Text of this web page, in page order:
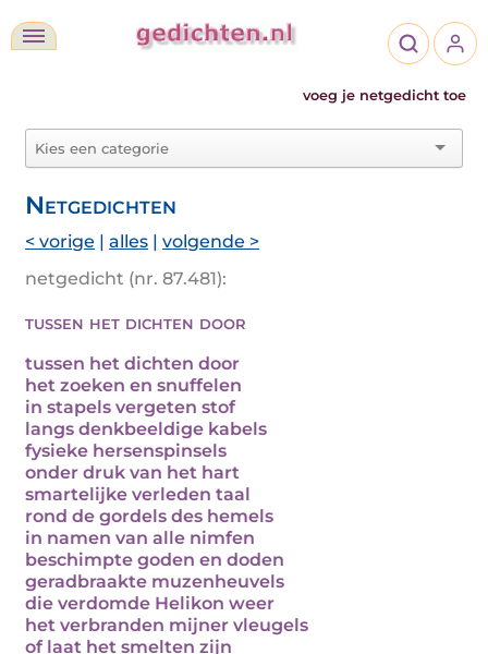
voeg je netgedicht toe
Netgedichten
< vorige | alles | volgende >
netgedicht (nr. 87.481):
tussen het dichten door
tussen het dichten door
het zoeken en snuffelen
in stapels vergeten stof
langs denkbeeldige kabels
fysieke hersenspinsels
onder druk van het hart
smartelijke verleden taal
rond de gordels des hemels
in namen van alle nimfen
beschimpte goden en doden
geradbraakte muzenheuvels
die verdomde Helikon weer
het verbranden mijner vleugels
of laat het smelten zijn